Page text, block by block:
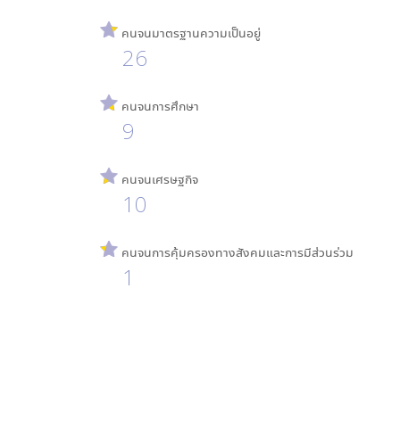
คนจนมาตรฐานความเป็นอยู่
26
คนจนการศึกษา
9
คนจนเศรษฐกิจ
10
คนจนการคุ้มครองทางสังคมและการมีส่วนร่วม
1